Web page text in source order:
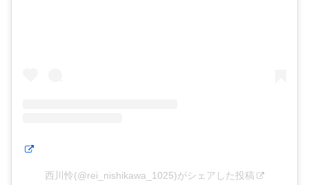
西川怜(@rei_nishikawa_1025)がシェアした投稿